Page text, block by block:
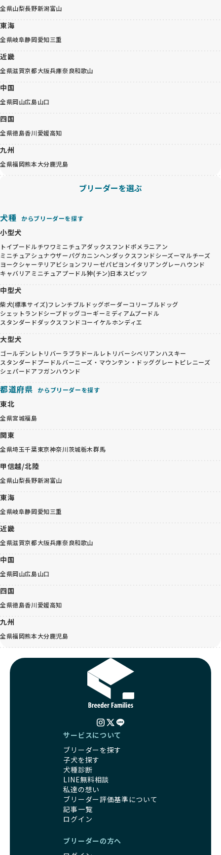
全県山梨長野新潟富山
東海
全県岐阜静岡愛知三重
近畿
全県滋賀京都大阪兵庫奈良和歌山
中国
全県岡山広島山口
四国
全県徳島香川愛媛高知
九州
全県福岡熊本大分鹿児島
ブリーダーを選ぶ
犬種 からブリーダーを探す
小型犬
トイプードルチワワミニチュアダックスフンドポメラニアン
ミニチュアシュナウザーパグカニンヘンダックスフンドシーズーマルチーズ
ヨークシャーテリアビションフリーゼパピヨンイタリアングレーハウンド
キャバリア ミニチュアプードル狆(チン)日本スピッツ
中型犬
柴犬(標準サイズ)フレンチブルドッグボーダーコリーブルドッグ
シェットランドシープドッグコーギーミディアムプードル
スタンダードダックスフンドコーイケルホンディエ
大型犬
ゴールデンレトリバー ラブラドールレトリバーシベリアンハスキー
スタンダードプードルバーニーズ・マウンテン・ドッググレートピレニーズ
シェパードアフガンハウンド
都道府県 からブリーダーを探す
東北
全県宮城福島
関東
全県埼玉千葉東京神奈川茨城栃木群馬
甲信越/北陸
全県山梨長野新潟富山
東海
全県岐阜静岡愛知三重
近畿
全県滋賀京都大阪兵庫奈良和歌山
中国
全県岡山広島山口
四国
全県徳島香川愛媛高知
九州
全県福岡熊本大分鹿児島
サービスについて
ブリーダーを探す
子犬を探す
犬種診断
LINE無料相談
私達の想い
ブリーダー評価基準について
記事一覧
ログイン
ブリーダーの方へ